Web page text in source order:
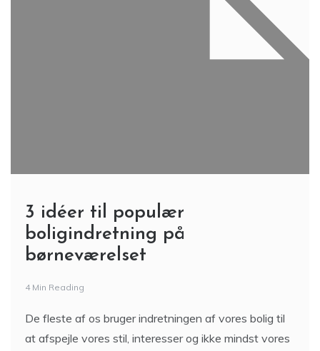
3 idéer til populær
boligindretning på
børneværelset
4 Min Reading
De fleste af os bruger indretningen af vores bolig til
at afspejle vores stil, interesser og ikke mindst vores